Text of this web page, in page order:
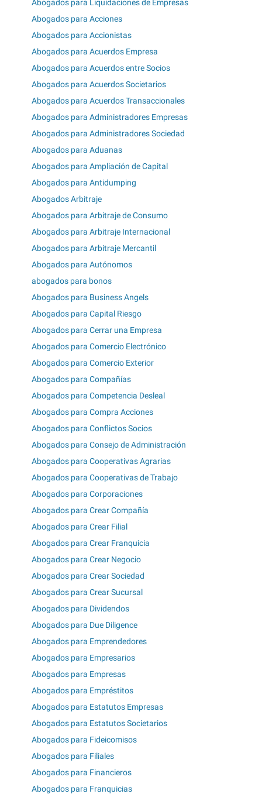
Abogados para Liquidaciones de Empresas
Abogados para Acciones
Abogados para Accionistas
Abogados para Acuerdos Empresa
Abogados para Acuerdos entre Socios
Abogados para Acuerdos Societarios
Abogados para Acuerdos Transaccionales
Abogados para Administradores Empresas
Abogados para Administradores Sociedad
Abogados para Aduanas
Abogados para Ampliación de Capital
Abogados para Antidumping
Abogados Arbitraje
Abogados para Arbitraje de Consumo
Abogados para Arbitraje Internacional
Abogados para Arbitraje Mercantil
Abogados para Autónomos
abogados para bonos
Abogados para Business Angels
Abogados para Capital Riesgo
Abogados para Cerrar una Empresa
Abogados para Comercio Electrónico
Abogados para Comercio Exterior
Abogados para Compañías
Abogados para Competencia Desleal
Abogados para Compra Acciones
Abogados para Conflictos Socios
Abogados para Consejo de Administración
Abogados para Cooperativas Agrarias
Abogados para Cooperativas de Trabajo
Abogados para Corporaciones
Abogados para Crear Compañía
Abogados para Crear Filial
Abogados para Crear Franquicia
Abogados para Crear Negocio
Abogados para Crear Sociedad
Abogados para Crear Sucursal
Abogados para Dividendos
Abogados para Due Diligence
Abogados para Emprendedores
Abogados para Empresarios
Abogados para Empresas
Abogados para Empréstitos
Abogados para Estatutos Empresas
Abogados para Estatutos Societarios
Abogados para Fideicomisos
Abogados para Filiales
Abogados para Financieros
Abogados para Franquicias